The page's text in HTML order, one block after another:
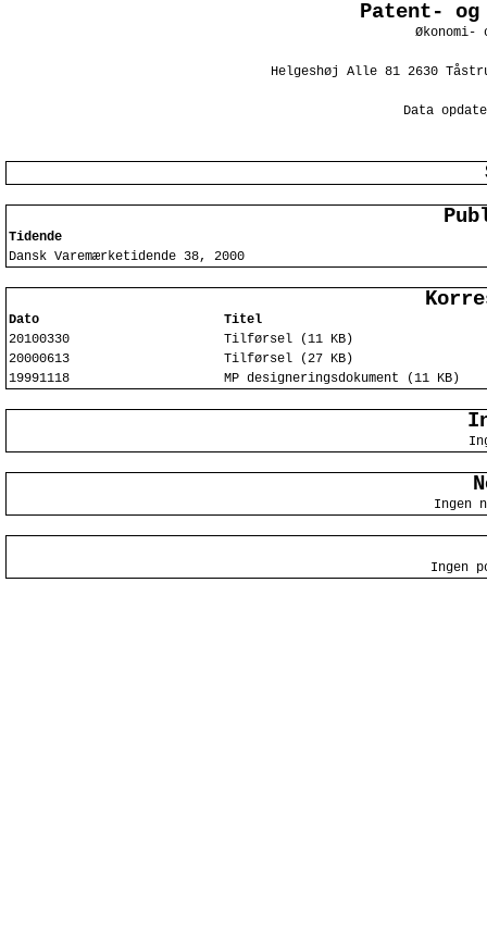
Patent- og
Økonomi-
Helgeshøj Alle 81 2630
Data
Tidende
Dansk Varemærketidende 38, 2000
Dato
Titel
20100330
Tilførsel (11 KB)
20000613
Tilførsel (27 KB)
19991118
MP designeringsdokument (11 KB)
Ingen
Ingen